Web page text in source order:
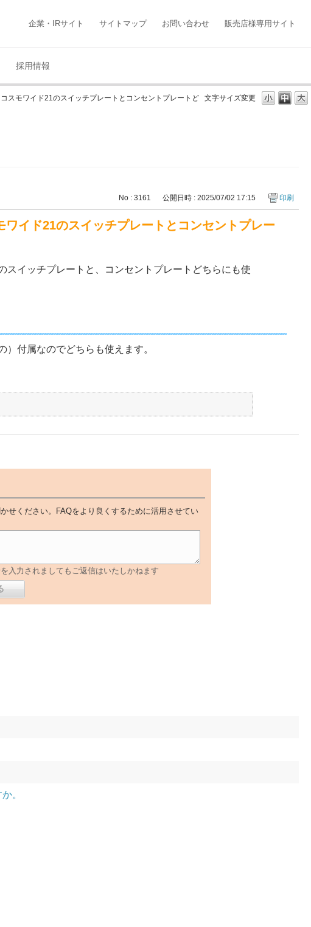
企業・IRサイト サイトマップ お問い合わせ 販売店様専用サイト
採用情報
文字サイズ変更
スモワイド21のスイッチプレートとコンセントプレートど
No : 3161 公開日時 : 2025/07/02 17:15 印刷
イド21のスイッチプレートとコンセントプレー
イッチプレートと、コンセントプレートどちらにも使
付属なのでどちらも使えます。
せください。FAQをより良くするために活用させてい
入力されましてもご返信はいたしかねます
。